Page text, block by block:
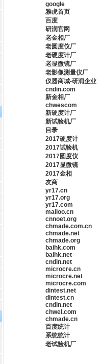
google
雅虎首页
百度
研润官网
老金相厂
老圆度仪厂
老硬度计厂
老显微镜厂
老影像测量仪厂
仪器商城-研润企业
cndin.com
新金相厂
chwescom
新硬度计厂
新试验机厂
目录
2017硬度计
2017试验机
2017圆度仪
2017显微镜
2017金相
友商
yr17.cn
yr17.org
yr17.com
mailoo.cn
cnnoet.org
chmade.com.cn
chmade.net
chmade.org
baihk.com
baihk.net
cndin.net
microcre.cn
microcre.net
microcre.com
dintest.net
dintest.cn
cndin.net
chwel.com
chmade.cn
百度统计
系统统计
老试验机厂